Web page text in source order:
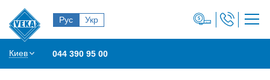
Рус Укр
Киев 044 390 95 00